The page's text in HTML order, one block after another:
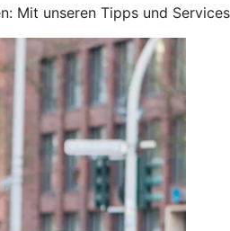
Mit unseren Tipps und